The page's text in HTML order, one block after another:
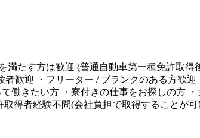
たす方は歓迎 (普通自動車第一種免許取
歓迎 ・フリーター / ブランクのある方歓
働きたい方 ・寮付きの仕事をお探しの方
得者経験不問(会社負担で取得することが